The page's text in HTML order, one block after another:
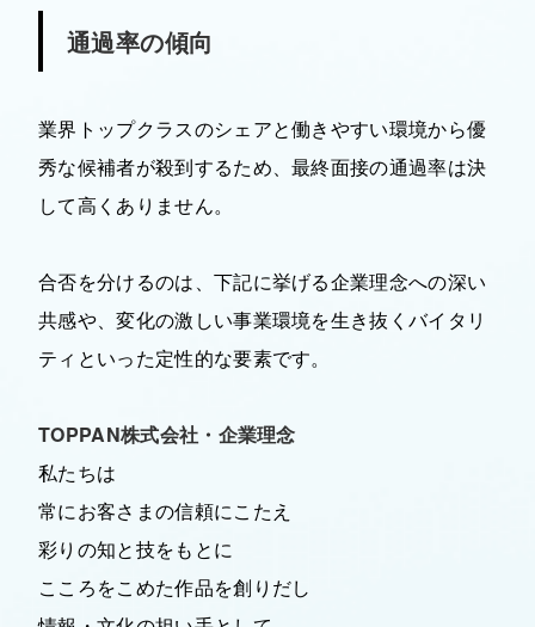
通過率の傾向
業界トップクラスのシェアと働きやすい環境から優
秀な候補者が殺到するため、最終面接の通過率は決
して高くありません。
合否を分けるのは、下記に挙げる企業理念への深い
共感や、変化の激しい事業環境を生き抜くバイタリ
ティといった定性的な要素です。
TOPPAN株式会社・企業理念
私たちは
常にお客さまの信頼にこたえ
彩りの知と技をもとに
こころをこめた作品を創りだし